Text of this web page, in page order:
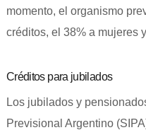
momento, el organismo
créditos, el 38% a mujeres
Créditos para jubilados
Los jubilados y
Previsional Argentino